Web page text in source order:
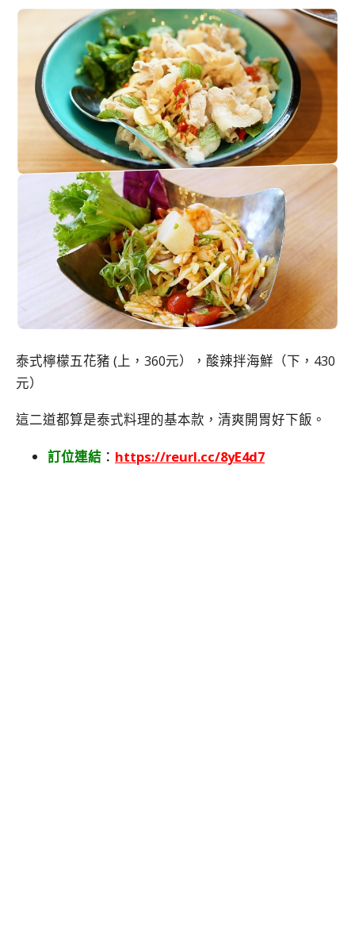
泰式檸檬五花豬 (上，360元），酸辣拌海鮮（下，430
元）
這二道都算是泰式料理的基本款，清爽開胃好下飯。
訂位連結 ： https://reurl.cc/8yE4d7